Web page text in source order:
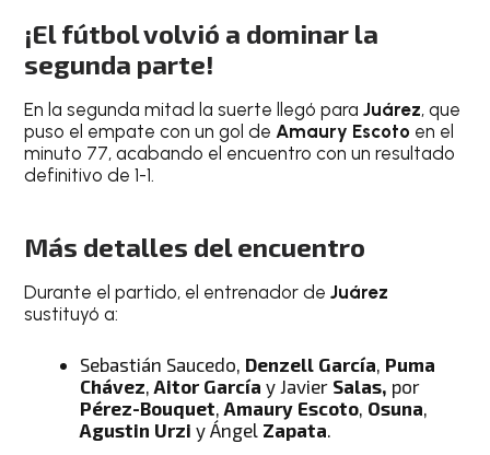
¡El fútbol volvió a dominar la
segunda parte!
En la segunda mitad la suerte llegó paraJuárez, que
puso el empate con un gol de Amaury Escoto en el
minuto 77, acabando el encuentro con un resultado
definitivo de 1-1.
Más detalles del encuentro
Durante el partido, el entrenador deJuárez
sustituyó a:
Sebastián Saucedo, Denzell García Puma
Chávez ,Aitor García y Javier Salas, por
Pérez-Bouquet ,Amaury Escoto Osuna
Agustin Urzi y Ángel Zapata